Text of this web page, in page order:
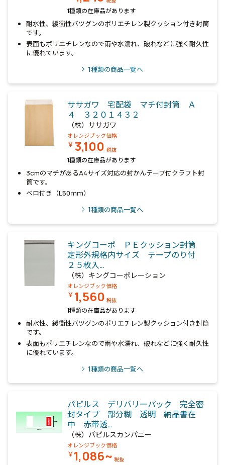
1種類の在庫品があります
耐水性、緩衝性バツグンのポリエチレン製クッション付き封筒
です。
表面もポリエチレンなので雨や水濡れ、破れなどに強く耐久性
に優れています。
1種類の商品一覧へ
ササガワ 宅配袋 マチ付封筒 Ａ
４ ３２０１４３２
（株）ササガワ
オレンジブック価格
￥ 3,100 税抜
1種類の在庫品があります
3cmのマチがあるA4サイズ対応の封かんテープ付クラフト封
筒です。
ベロ付き（L50ｍｍ）
1種類の商品一覧へ
キングコーポ ＰＥクッション封筒
定形外規格内サイズ テープのり付
２５枚入…
（株）キングコーポレーション
オレンジブック価格
￥ 1,560 税抜
1種類の在庫品があります
耐水性、緩衝性バツグンのポリエチレン製クッション付き封筒
です。
表面もポリエチレンなので雨や水濡れ、破れなどに強く耐久性
に優れています。
1種類の商品一覧へ
パピルス デリバリーパック 完全密
封タイプ 部分糊 透明 納品書在
中 赤帯透…
（株）パピルスカンパニー
オレンジブック価格
￥1,086~ 税抜